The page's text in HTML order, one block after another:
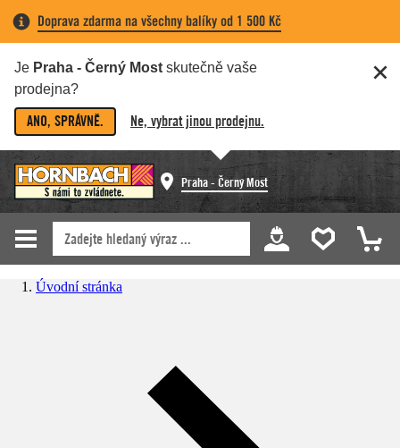
Doprava zdarma na všechny balíky od 1 500 Kč
Je Praha - Černý Most skutečně vaše
prodejna?
ANO, SPRÁVNĚ. Ne, vybrat jinou prodejnu.
Praha - Černý Most
Úvodní stránka